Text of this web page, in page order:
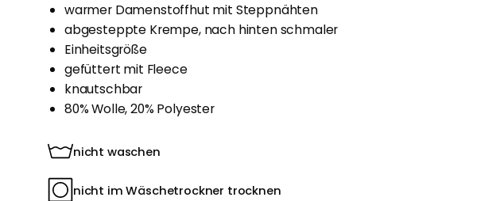
warmer Damenstoffhut mit Steppnähten
abgesteppte Krempe, nach hinten schmaler
Einheitsgröße
gefüttert mit Fleece
knautschbar
80% Wolle, 20% Polyester
nicht waschen
nicht im Wäschetrockner trocknen